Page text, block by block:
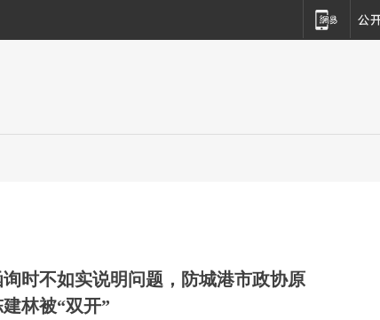
时不如实说明问题，防城港市政协原
林被“双开”